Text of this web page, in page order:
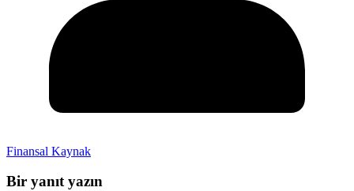
Finansal Kaynak
Bir yanıt yazın